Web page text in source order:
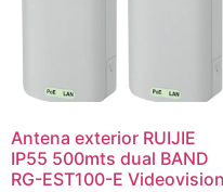
Antena exterior RUIJIE
IP55 500mts dual BAND
RG-EST100-E Videovision